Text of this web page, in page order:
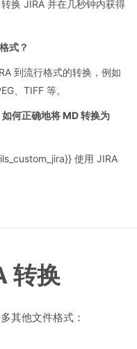
换 JIRA 并在几秒钟内获得
式？
到流行格式的转换，例如
、TIFF 等。
何正确地将 MD 转换为
使用 JIRA
转换
其他文件格式：